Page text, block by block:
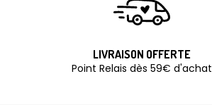
LIVRAISON OFFERTE
Point Relais dès 59€ d'achat